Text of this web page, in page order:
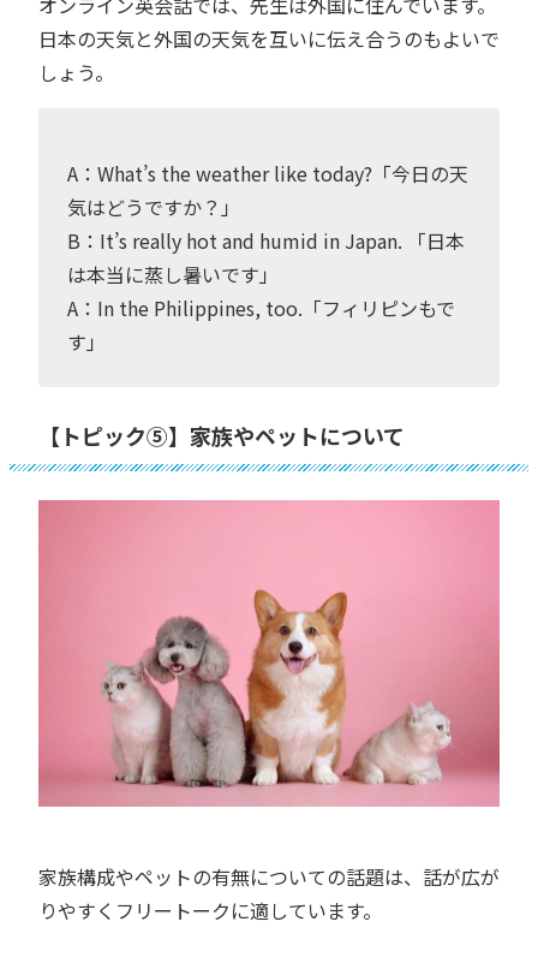
日本の天気と外国の天気を互いに伝え合うのもよいで
しょう。
A：What’s the weather like today?「今日の天
気はどうですか？」
B：It’s really hot and humid in Japan. 「日本
は本当に蒸し暑いです」
A：In the Philippines, too.「フィリピンもで
す」
【トピック⑤】家族やペットについて
家族構成やペットの有無についての話題は、話が広が
りやすくフリートークに適しています。